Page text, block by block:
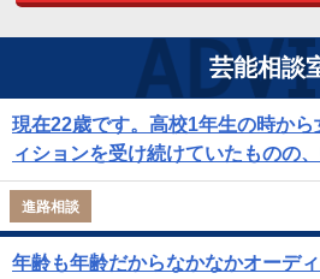
芸能相談
現在22歳です。高校1年生の時か
ィションを受け続けていたものの
進路相談
年齢も年齢だからなかなかオーデ